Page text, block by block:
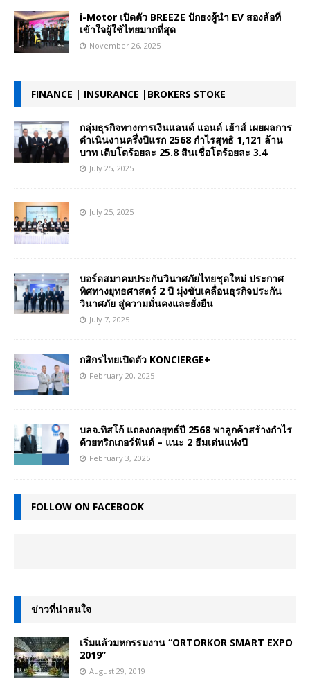
i-Motor เปิดตัว BREEZE ปักธงผู้นำ EV สองล้อที่
เข้าใจผู้ใช้ไทยมากที่สุด
November 26, 2025
FINANCE | INSURANCE |BROKERS STOKE
กลุ่มธุรกิจทางการเงินแลนด์ แอนด์ เฮ้าส์ เผยผลการ
ดำเนินงานครึ่งปีแรก 2568 กำไรสุทธิ 1,121 ล้าน
บาท เติบโตร้อยละ 25.8 สินเชื่อโตร้อยละ 3.4
July 25, 2025
July 25, 2025
บอร์ดสมาคมประกันวินาศภัยไทยชุดใหม่ ประกาศ
ทิศทางยุทธศาสตร์ 2 ปี มุ่งขับเคลื่อนธุรกิจประกัน
วินาศภัย สู่ความมั่นคงและยั่งยืน
July 7, 2025
กสิกรไทยเปิดตัว KONCIERGE+
February 20, 2025
บลจ.ทิสโก้ แถลงกลยุทธ์ปี 2568 พาลูกค้าสร้างกำไร
ด้วยทริกเกอร์ฟันด์ – แนะ 2 ธีมเด่นแห่งปี
February 3, 2025
FOLLOW ON FACEBOOK
ข่าวที่น่าสนใจ
เริ่มแล้วมหกรรมงาน “ORTORKOR SMART EXPO
2019”
August 29, 2019